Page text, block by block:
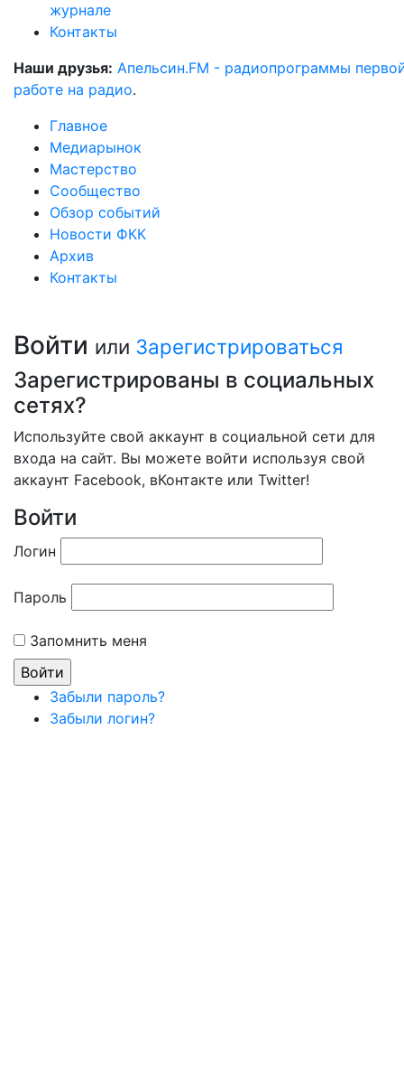
журнале
Контакты
Наши друзья: Апельсин.FM - радиопрограммы
работе на радио.
Главное
Медиарынок
Мастерство
Сообщество
Обзор событий
Новости ФКК
Архив
Контакты
Войти или Зарегистрироваться
Зарегистрированы в социальных
сетях?
Используйте свой аккаунт в социальной сети для
входа на сайт. Вы можете войти используя свой
аккаунт Facebook, вКонтакте или Twitter!
Войти
Логин
Пароль
Запомнить меня
Забыли пароль?
Забыли логин?